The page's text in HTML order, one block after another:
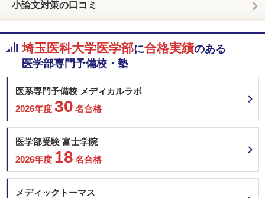
小論文対策の口コミ
埼玉医科大学医学部に合格実績のある
医学部専門予備校・塾
医系専門予備校 メディカルラボ
2026年度 30 名合格
医学部受験 富士学院
2026年度 18 名合格
メディックトーマス